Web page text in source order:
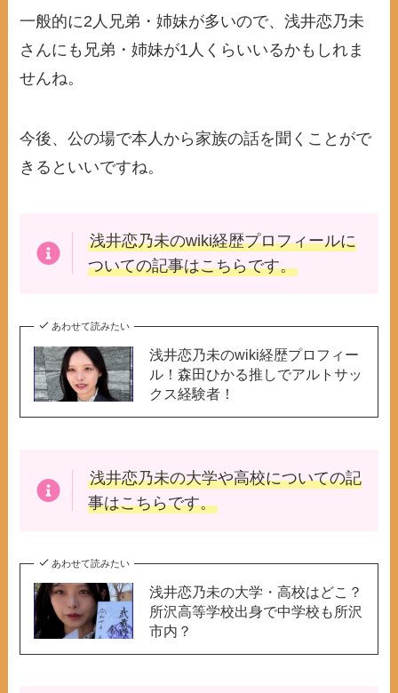
一般的に2人兄弟・姉妹が多いので、浅井恋乃未
さんにも兄弟・姉妹が1人くらいいるかもしれま
せんね。
今後、公の場で本人から家族の話を聞くことがで
きるといいですね。
浅井恋乃未のwiki経歴プロフィールに
ついての記事はこちらです。
あわせて読みたい
浅井恋乃未のwiki経歴プロフィー
ル！森田ひかる推しでアルトサッ
クス経験者！
浅井恋乃未の大学や高校についての記
事はこちらです。
あわせて読みたい
浅井恋乃未の大学・高校はどこ？
所沢高等学校出身で中学校も所沢
市内？